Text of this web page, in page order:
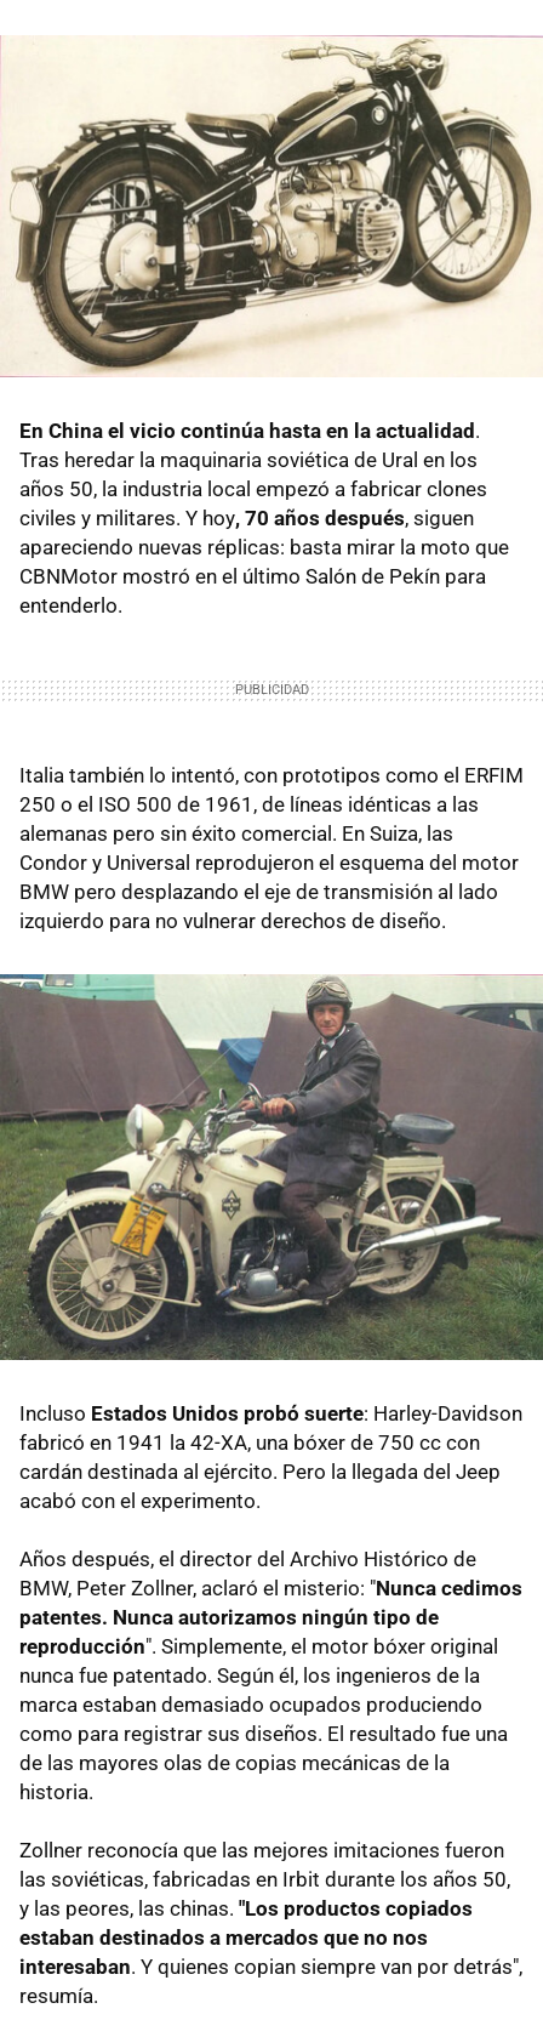
En China el vicio continúa hasta en la actualidad.
Tras heredar la maquinaria soviética de Ural en los
años 50, la industria local empezó a fabricar clones
civiles y militares. Y hoy, 70 años después, siguen
apareciendo nuevas réplicas: basta mirar la moto que
CBNMotor mostró en el último Salón de Pekín para
entenderlo.
Italia también lo intentó, con prototipos como el ERFIM
250 o el ISO 500 de 1961, de líneas idénticas a las
alemanas pero sin éxito comercial. En Suiza, las
Condor y Universal reprodujeron el esquema del motor
BMW pero desplazando el eje de transmisión al lado
izquierdo para no vulnerar derechos de diseño.
Incluso Estados Unidos probó suerte: Harley-Davidson
fabricó en 1941 la 42-XA, una bóxer de 750 cc con
cardán destinada al ejército. Pero la llegada del Jeep
acabó con el experimento.
Años después, el director del Archivo Histórico de
BMW, Peter Zollner, aclaró el misterio: "Nunca cedimos
patentes. Nunca autorizamos ningún tipo de
reproducción". Simplemente, el motor bóxer original
nunca fue patentado. Según él, los ingenieros de la
marca estaban demasiado ocupados produciendo
como para registrar sus diseños. El resultado fue una
de las mayores olas de copias mecánicas de la
historia.
Zollner reconocía que las mejores imitaciones fueron
las soviéticas, fabricadas en Irbit durante los años 50,
y las peores, las chinas. "Los productos copiados
estaban destinados a mercados que no nos
interesaban. Y quienes copian siempre van por detrás",
resumía.